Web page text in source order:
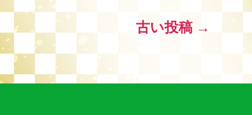
古い投稿 →